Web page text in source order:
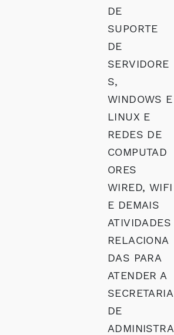
DE
SUPORTE
DE
SERVIDORE
S,
WINDOWS E
LINUX E
REDES DE
COMPUTAD
ORES
WIRED, WIFI
E DEMAIS
ATIVIDADES
RELACIONA
DAS PARA
ATENDER A
SECRETARIA
DE
ADMINISTRA